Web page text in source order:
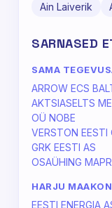
Ain Laiverik
SARNASED
SAMA
ARROW ECS
AKTSIASELTS
OÜ NOBE
VERSTON EESTI
GRK EESTI AS
OSAÜHING
HARJU
EESTI ENERGIA